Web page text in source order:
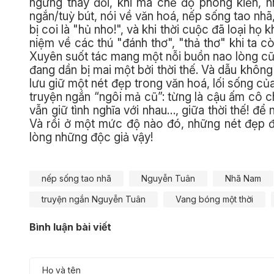
ngắn/tuỳ bút, nói về văn hoá, nếp sống tao
bị coi là "hủ nho!", và khi thời cuộc đã loại họ
niệm về các thú "đánh thơ", "thả thơ" khi ta
Xuyên suốt tác mang một nỗi buồn nao lòng
đang dần bị mai một bởi thời thế. Và dẫu
lưu giữ một nét đẹp trong văn hoá, lối sống
truyện ngắn “ngôi mả cũ”: từng là cậu ấm cô
vẫn giữ tình nghĩa với nhau…, giữa thời thế!
Và rồi ở một mức độ nào đó, những nét đẹp
lòng những độc giả vậy!
nếp sống tao nhã Nguyễn Tuân
Nhã Nam
truyện ngắn Nguyễn Tuân
Vang bóng một thời
Bình luận bài viết